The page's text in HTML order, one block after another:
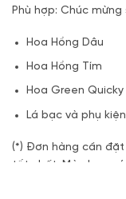
Phù hợp: Chúc
Hoa Hồng Dâu
Hoa Hồng Tím
Hoa Green Quicky
Lá bạc và phụ kiện
(*) Đơn hàng cần
tốt nhất. Màu hoa
Các thông tin thay